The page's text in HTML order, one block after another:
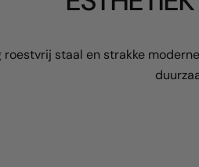
roestvrij staal en strakke